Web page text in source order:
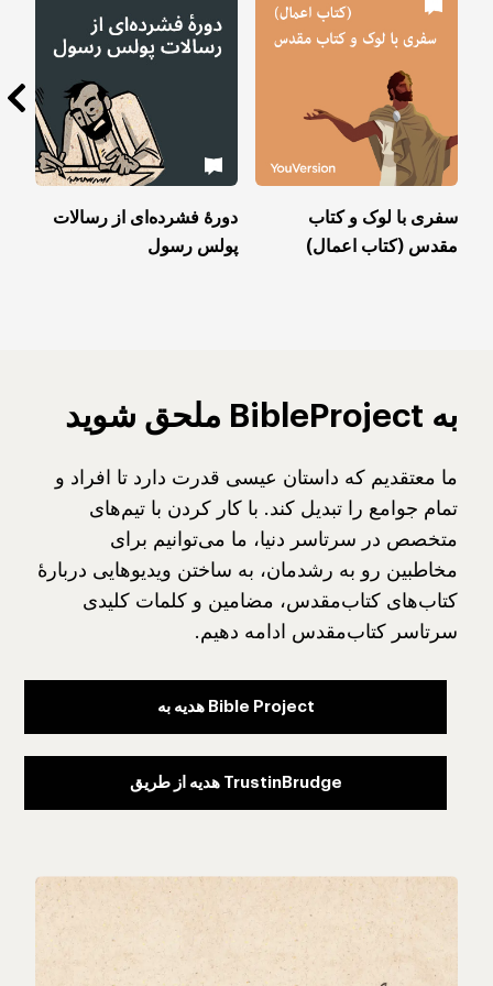
سفری با لوک و کتاب
مقدس (کتاب اعمال)
دورهٔ فشرده‌ای از رسالات
پولس رسول
به BibleProject ملحق شوید
ما معتقدیم که داستان عیسی قدرت دارد تا افراد و
تمام جوامع را تبدیل کند. با کار کردن با تیم‌های
متخصص در سرتاسر دنیا، ما می‌توانیم برای
مخاطبین رو به رشدمان، به ساختن ویدیوهایی دربارهٔ
کتاب‌های کتاب‌مقدس، مضامین و کلمات کلیدی
سرتاسر کتاب‌مقدس ادامه دهیم.
Bible Project هدیه به
TrustinBrudge هدیه از طریق